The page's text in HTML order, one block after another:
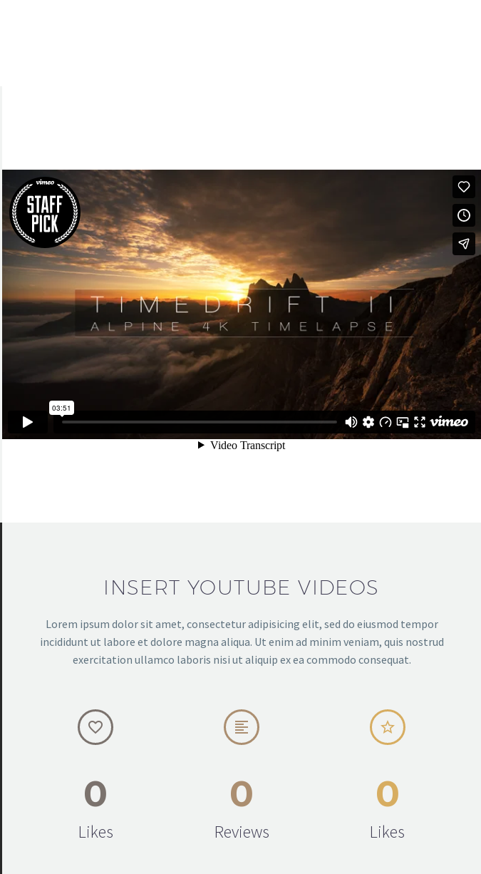
INSERT YOUTUBE VIDEOS
Lorem ipsum dolor sit amet, consectetur adipisicing elit, sed do eiusmod tempor
incididunt ut labore et dolore magna aliqua. Ut enim ad minim veniam, quis nostrud
exercitation ullamco laboris nisi ut aliquip ex ea commodo consequat.


0
Likes


0
Reviews


0
Likes